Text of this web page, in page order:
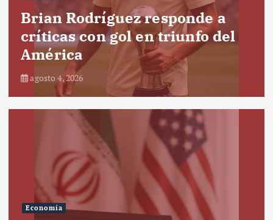
Brian Rodríguez responde a
críticas con gol en triunfo del
América
agosto 4, 2026
Economía